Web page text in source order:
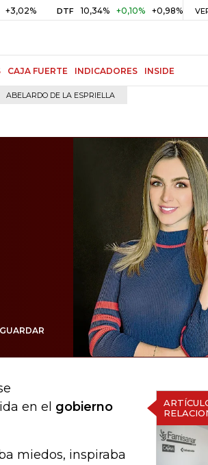
DTF 10,34% +0,10% +0,98% UVR $
CAJA FUERTE INDICADORES INSIDE
ABELARDO DE LA ESPRIELLA
GUARDAR
en el gobierno
miedos, inspiraba